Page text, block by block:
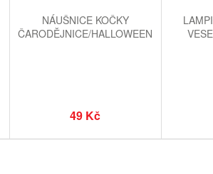
NÁUŠNICE KOČKY
ČARODĚJNICE/HALLOWEEN
49 Kč